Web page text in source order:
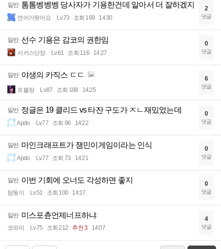
일반 톰톰벵벵벵 당사자가 기용한건데 알아서 더 잘하겠지
연어가됫어요 Lv.73 조회 169 14:30
2
댓글
일반 선수 기용은 감코의 권한임
서커스단장 Lv.61 조회 116 14:27
0
댓글
일반 야생의 카직스 ㄷㄷ
르블랑 Lv.87 조회 188 14:25
6
댓글
일반 정글은 19 클리드 vs 타잔 구도가 ㅈㄴ재밌었는데
Apdo Lv.77 조회 96 14:22
0
댓글
일반 마인크래프트가 잼민이게임이라는 인식
Apdo Lv.77 조회 73 14:21
0
댓글
일반 이번 기회에 오너도 각성하면 좋지
탐동이 Lv.51 조회 100 14:17
0
댓글
일반 미스포츈언제너프하냐
코와이 Lv.75 조회 212 추천 3 14:07
4
댓글